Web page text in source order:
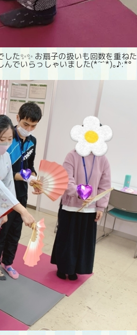
た✨✨ お扇子の扱いも回数を重ねた
でいらっしゃいました(*ˊ˘ˋ*)｡♪:*°